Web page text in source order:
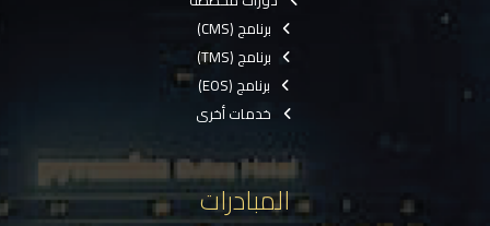
برنامج (CMS)
برنامج (TMS)
برنامج (EOS)
خدمات أخرى
المبادرات